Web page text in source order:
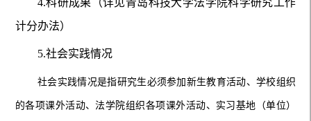
计分办法）
5.社会实践情况
社会实践情况是指研究生必须参加新生教育活动、学校组织
的各项课外活动、法学院组织各项课外活动、实习基地（单位）